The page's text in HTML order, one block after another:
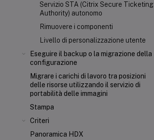
Servizio STA (Citrix Secure Ticketing
Authority) autonomo
Rimuovere i componenti
Livello di personalizzazione utente
Eseguire il backup o la migrazione della
configurazione
Migrare i carichi di lavoro tra posizioni
delle risorse utilizzando il servizio di
portabilità delle immagini
Stampa
Criteri
Panoramica HDX